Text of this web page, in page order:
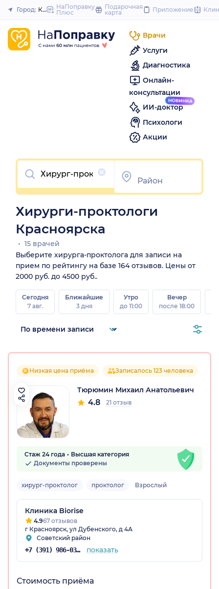
to
Закрыть
край)
Город: КрасноярскНаПоправку
Плюс
Подарочная
карта
Приложение
Врачи
Услуги
Диагностика
Онлайн-
консультации
ИИ-доктор
Психологи
Акции
Очистить
Хирурги-проктологи
Красноярска
15 врачей
Выберите хирурга-проктолога для записи на
прием по рейтингу на базе 164 отзывов. Цены от
2000 руб. до 4500 руб..
Сегодня
7 авг.
Ближайшие
3 дня
Утро
до 11:00
Вечер
после 18:00
Низкая цена приёма Записалось 123 человека
Тюрюмин Михаил Анатольевич
4.8 21 отзыв
Стаж 24 года
Высшая категория
Документы проверены
хирург-проктолог проктолог Взрослый
Клиника Biorise
4.967 отзывов
г Красноярск, ул Дубенского, д 4А
Советский район
+7 (391) 986-03-40 показать
Стоимость приёма